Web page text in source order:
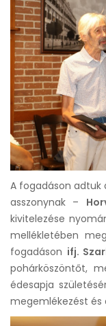
A fogadáson adtuk
asszonynak –
kivitelezése
mellékletében
fogadáson ifj.
pohárköszöntőt,
édesapja
megemlékezést